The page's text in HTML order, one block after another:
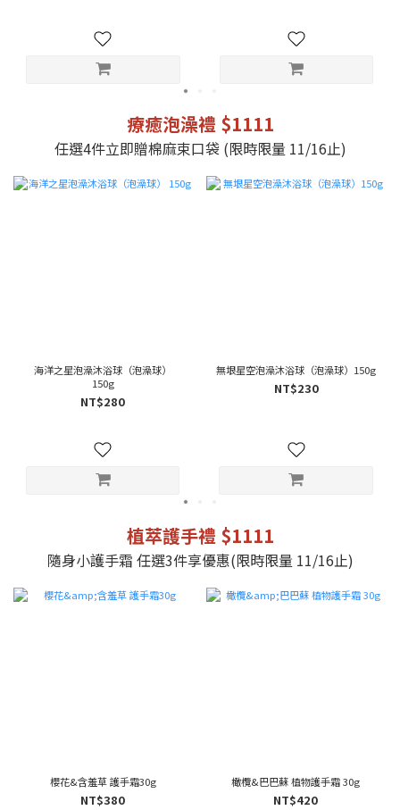
療癒泡澡禮 $1111
任選4件立即贈棉麻束口袋 (限時限量 11/16止)
海洋之星泡澡沐浴球（泡澡球）
150g
NT$280
無垠星空泡澡沐浴球（泡澡球）150g
NT$230
植萃護手禮 $1111
隨身小護手霜 任選3件享優惠(限時限量 11/16止)
櫻花&含羞草 護手霜30g
NT$380
橄欖&巴巴蘇 植物護手霜 30g
NT$420